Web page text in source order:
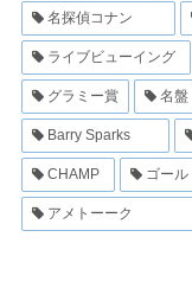
名探偵コナン
ライブビューイング
グラミー賞 名盤
Barry Sparks
CHAMP ゴー
アメトーーク